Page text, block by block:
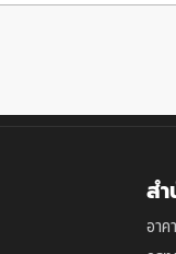
ส
อา